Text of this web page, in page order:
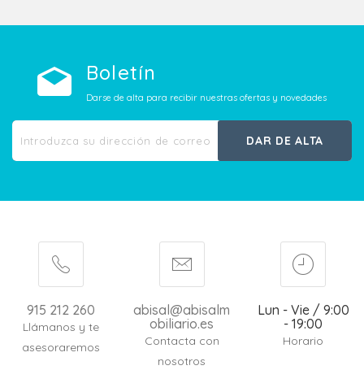
Boletín
Darse de alta para recibir nuestras ofertas y novedades
DAR DE ALTA
915 212 260
Llámanos y te
asesoraremos
abisal@abisalm
obiliario.es
Contacta con
nosotros
Lun - Vie / 9:00
- 19:00
Horario